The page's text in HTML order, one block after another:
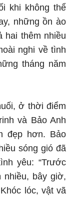
khi không thể
những ồn ào
hai thêm nhiều
nghi về tình
tháng năm
ở thời điểm
và Bảo Anh
đẹp hơn. Bảo
sóng gió đã
yêu: “Trước
bây giờ,
lóc, vật vã